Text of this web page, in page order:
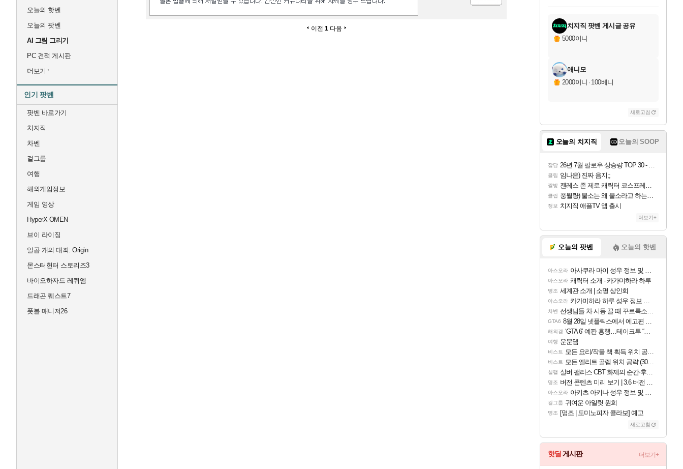
오늘의 핫벤
오늘의 팟벤
AI 그림 그리기
PC 견적 게시판
더보기
인기 팟벤
팟벤 바로가기
치지직
차벤
걸그룹
여행
해외게임정보
게임 영상
HyperX OMEN
브이 라이징
일곱 개의 대죄: Origin
몬스터헌터 스토리즈3
바이오하자드 레퀴엠
드래곤 퀘스트7
풋볼 매니저26
이전 1 다음
교환.
당첨되셨습니다.
당첨되셨습니다.
당첨되셨습니다.
당첨되셨습니다.
당첨되셨습니다.
당첨되셨습니다.
에디션 (스팀코드)를 교환.
당첨되셨습니다.
치지직 팟벤 게시글 공유
5000이니
애니모
2000이니 · 100베니
새로고침
오늘의 치지직 오늘의 SOOP
잡담 26년 7월 팔로우 상승량 TOP 30 - 월간 치지직
클립 임나은) 진짜 음지;;
짤방 젠레스 존 제로 캐릭터 코스프레한 꽁주
클립 풍월량) 물소는 왜 물소라고 하는거야? 아! 그만 ㅋㅋ 알았어 ㅋㅋ
정보 치지직 애플TV 앱 출시
더보기+
오늘의 팟벤 오늘의 핫벤
아스오라 아사쿠라 마이 성우 정보 및 주요 필모
아스오라 캐릭터 소개 - 카가미하라 하루
명조 세계관 소개 | 소명 상인회
아스오라 카가미하라 하루 성우 정보 및 주요 필모
차벤 선생님들 차 시동 끌 때 꾸르륵소리나는데
GTA6 8월 28일 넷플릭스에서 예고편 공개 예정
해외겜 ‘GTA 6’ 예판 흥행…테이크투 “내부 예상 크게 넘어”
여행 운문댐
비스트 모든 요리/작물 책 획득 위치 공략 (36개) - 미식가 도전과제
비스트 모든 엘리트 골렘 위치 공략 (30개) - 방랑 결투가
실팰 실버 팰리스 CBT 화제의 순간·후기 모음
명조 버전 콘텐츠 미리 보기 | 3.6 버전 「신기루 속 등불 그림자, 속세에 깃든 검의 결심」이 8월 20일에 업데이트됩니다!
아스오라 아키츠 아키나 성우 정보 및 주요 필모
걸그룹 귀여운 아일릿 원희
명조 [명조 | 도미노피자 콜라보] 예고
새로고침
핫딜 게시판 더보기+